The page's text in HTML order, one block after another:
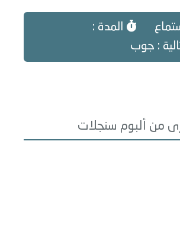
المدة :
: جوب
من ألبوم سنجلات